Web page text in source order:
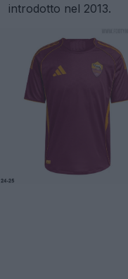
introdotto nel 2013.